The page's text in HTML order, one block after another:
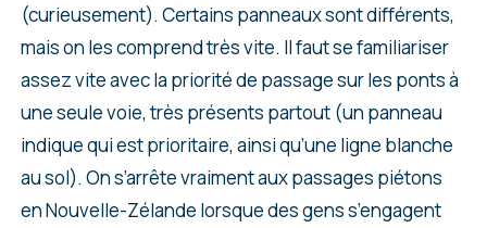
(curieusement). Certains panneaux sont différents,
mais on les comprend très vite. Il faut se familiariser
assez vite avec la priorité de passage sur les ponts à
une seule voie, très présents partout (un panneau
indique qui est prioritaire, ainsi qu’une ligne blanche
au sol). On s’arrête vraiment aux passages piétons
en Nouvelle-Zélande lorsque des gens s’engagent